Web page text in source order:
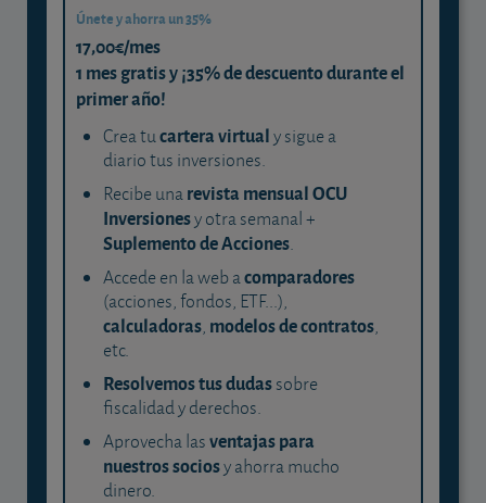
Únete y ahorra un 35%
17,00€/mes
1 mes gratis y ¡35% de descuento durante el
primer año!
Crea tucartera virtualy sigue a
diario tus inversiones.
Recibe unarevista mensual OCU
Inversionesy otra semanal +
Suplemento de Acciones.
Accede en la web acomparadores
(acciones, fondos, ETF...),
calculadoras, modelos de contratos,
etc.
Resolvemos tus dudassobre
fiscalidad y derechos.
Aprovecha lasventajas para
nuestros sociosy ahorra mucho
dinero.